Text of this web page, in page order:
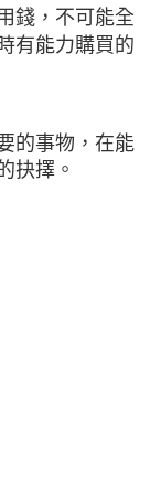
錢，不可能全
有能力購買的
的事物，在能
抉擇。